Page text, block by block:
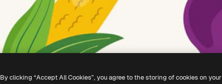
By clicking “Accept All Cookies”, you agree to the storing of cookies on